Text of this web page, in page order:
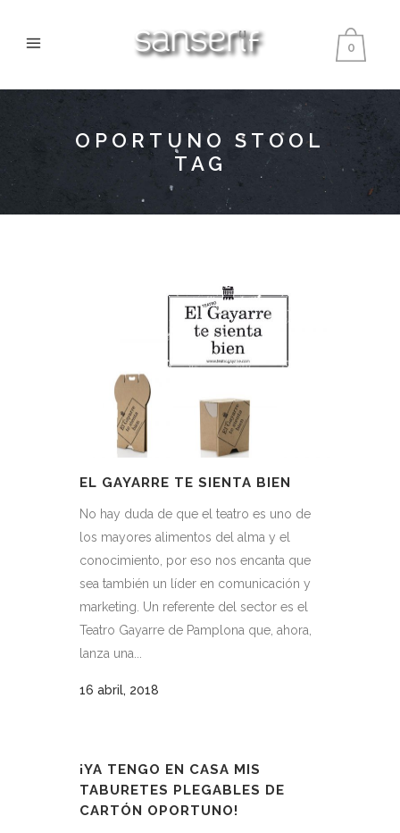
0
OPORTUNO STOOL
TAG
EL GAYARRE TE SIENTA BIEN
No hay duda de que el teatro es uno de
los mayores alimentos del alma y el
conocimiento, por eso nos encanta que
sea también un líder en comunicación y
marketing. Un referente del sector es el
Teatro Gayarre de Pamplona que, ahora,
lanza una...
16 abril, 2018
¡YA TENGO EN CASA MIS
TABURETES PLEGABLES DE
CARTÓN OPORTUNO!